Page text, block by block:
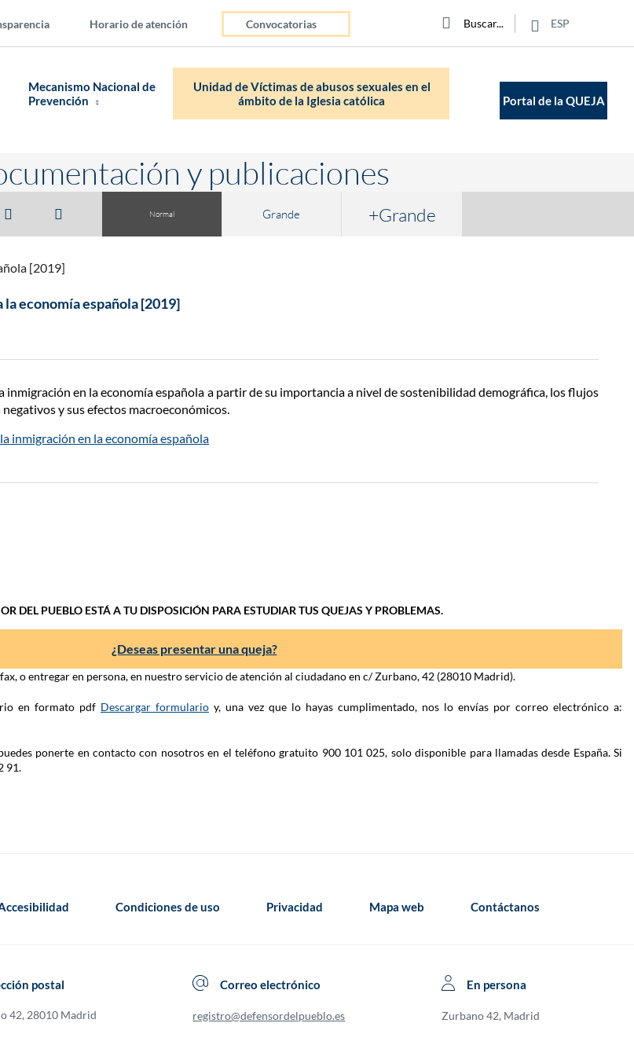
Horario de atención Convocatorias
Buscar
Click para buscar
Buscar ESP
Mecanismo Nacional de
Prevención
Unidad de Víctimas de abusos sexuales en el
ámbito de la Iglesia católica
Portal de la QUEJA
y publicaciones
Normal Grande +Grande
[2019]
economía española [2019]
inmigración en la economía española a partir de su importancia a nivel de sostenibilidad demográfica, los flujos
y sus efectos macroeconómicos.
inmigración en la economía española
DEL PUEBLO ESTÁ A TU DISPOSICIÓN PARA ESTUDIAR TUS QUEJAS Y PROBLEMAS.
¿Deseas presentar una queja?
o entregar en persona, en nuestro servicio de atención al ciudadano en c/ Zurbano, 42 (28010 Madrid).
en formato pdf Descargar formulario y, una vez que lo hayas cumplimentado, nos lo envías por correo electrónico a:
ponerte en contacto con nosotros en el teléfono gratuito 900 101 025, solo disponible para llamadas desde España. Si
91.
Condiciones de uso Privacidad Mapa web Contáctanos
postal
42, 28010 Madrid
Correo electrónico
registro@defensordelpueblo.es
En persona
Zurbano 42, Madrid